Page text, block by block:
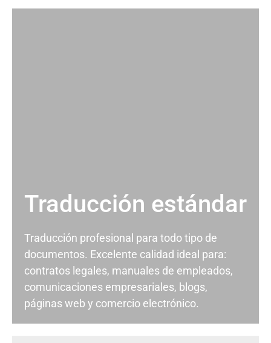
Traducción estándar
Traducción profesional para todo tipo de
documentos. Excelente calidad ideal para:
contratos legales, manuales de empleados,
comunicaciones empresariales, blogs,
páginas web y comercio electrónico.